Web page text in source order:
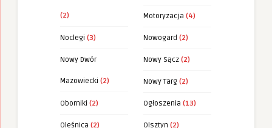
(2) Motoryzacja (4)
Noclegi (3) Nowogard (2)
Nowy Dwór
Mazowiecki (2)
Nowy Sącz (2)
Nowy Targ (2)
Oborniki (2) Ogłoszenia (13)
Oleśnica (2) Olsztyn (2)